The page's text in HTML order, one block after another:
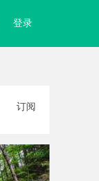
登录
订阅